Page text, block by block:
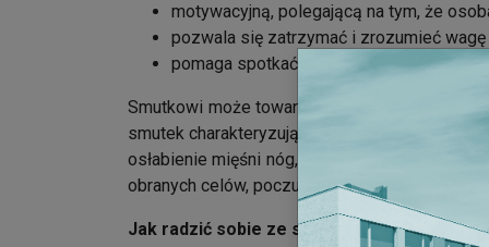
motywacyjną, polegającą na tym, że
pozwala się zatrzymać i zrozumieć wagę
pomaga spotkać się ze swoimi
Smutkowi może towarzyszyć rozczarowanie,
smutek charakteryzują takie objawy, jak:
osłabienie mięśni nóg, izolowanie się w życiu
obranych celów, poczucie samotności,
Jak radzić sobie ze smutkiem?